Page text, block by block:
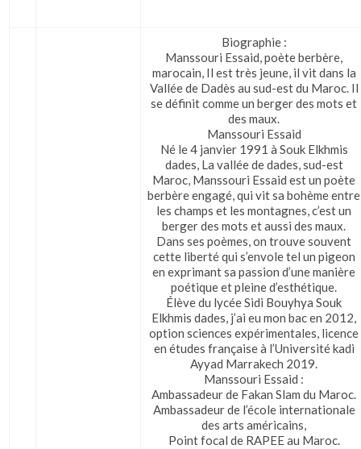
Biographie :
Manssouri Essaid, poète berbère,
marocain, Il est très jeune, il vit dans la
Vallée de Dadès au sud-est du Maroc. Il
se définit comme un berger des mots et
des maux.
Manssouri Essaid
Né le 4 janvier 1991 à Souk Elkhmis
dades, La vallée de dades, sud-est
Maroc, Manssouri Essaid est un poète
berbère engagé, qui vit sa bohème entre
les champs et les montagnes, c’est un
berger des mots et aussi des maux.
Dans ses poèmes, on trouve souvent
cette liberté qui s’envole tel un pigeon
en exprimant sa passion d’une manière
poétique et pleine d’esthétique.
Élève du lycée Sidi Bouyhya Souk
Elkhmis dades, j’ai eu mon bac en 2012,
option sciences expérimentales, licence
en études française à l’Université kadi
Ayyad Marrakech 2019.
Manssouri Essaid :
Ambassadeur de Fakan Slam du Maroc.
Ambassadeur de l’école internationale
des arts américains,
Point focal de RAPEE au Maroc.